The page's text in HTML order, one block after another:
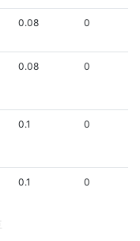
0.08 0
0.08 0
0.1 0
0.1 0